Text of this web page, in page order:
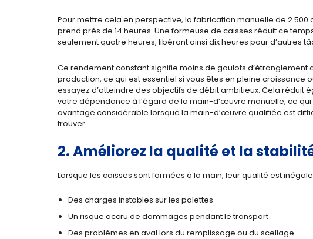
Pour mettre cela en perspective, la fabrication manuelle de 2.500
prend près de 14 heures. Une formeuse de caisses réduit ce
seulement quatre heures, libérant ainsi dix heures pour d’autres
Ce rendement constant signifie moins de goulots d’étranglement
production, ce qui est essentiel si vous êtes en pleine croissance
essayez d’atteindre des objectifs de débit ambitieux. Cela réduit
votre dépendance à l’égard de la main-d’œuvre manuelle, ce qui
avantage considérable lorsque la main-d’œuvre qualifiée est
trouver.
2. Améliorez la qualité et la
Lorsque les caisses sont formées à la main, leur qualité est
Des charges instables sur les palettes
Un risque accru de dommages pendant le transport
Des problèmes en aval lors du remplissage ou du scellage